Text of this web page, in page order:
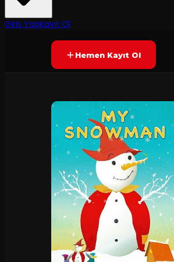
Giriş YapKayıt OlYAKINDA
Hemen Kayıt Ol